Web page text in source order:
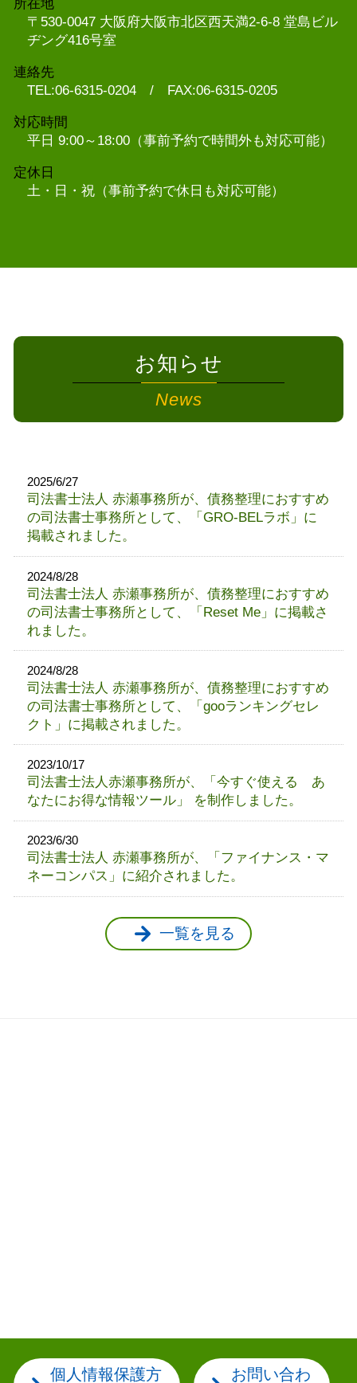
所在地
〒530-0047 大阪府大阪市北区西天満2-6-8 堂島ビル
ヂング416号室
連絡先
TEL:06-6315-0204 / FAX:06-6315-0205
対応時間
平日 9:00～18:00（事前予約で時間外も対応可能）
定休日
土・日・祝（事前予約で休日も対応可能）
お知らせ
News
2025/6/27
司法書士法人 赤瀬事務所が、債務整理におすすめ
の司法書士事務所として、「GRO-BELラボ」に
掲載されました。
2024/8/28
司法書士法人 赤瀬事務所が、債務整理におすすめ
の司法書士事務所として、「Reset Me」に掲載さ
れました。
2024/8/28
司法書士法人 赤瀬事務所が、債務整理におすすめ
の司法書士事務所として、「gooランキングセレ
クト」に掲載されました。
2023/10/17
司法書士法人赤瀬事務所が、「今すぐ使える あ
なたにお得な情報ツール」 を制作しました。
2023/6/30
司法書士法人 赤瀬事務所が、「ファイナンス・マ
ネーコンパス」に紹介されました。
一覧を見る
個人情報保護方 お問い合わ